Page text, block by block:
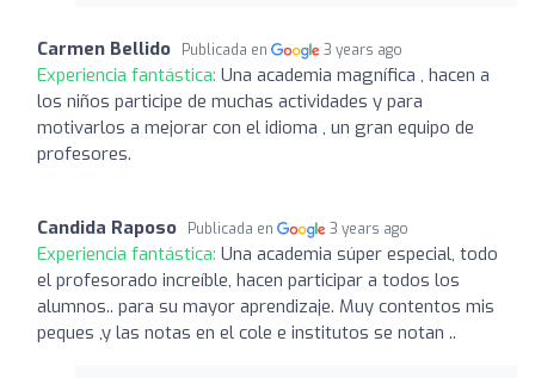
Carmen Bellido Publicada en 3 years ago
Experiencia fantástica: Una academia magnífica , hacen a
los niños participe de muchas actividades y para
motivarlos a mejorar con el idioma , un gran equipo de
profesores.
Candida Raposo Publicada en 3 years ago
Experiencia fantástica: Una academia súper especial, todo
el profesorado increíble, hacen participar a todos los
alumnos.. para su mayor aprendizaje. Muy contentos mis
peques ,y las notas en el cole e institutos se notan ..